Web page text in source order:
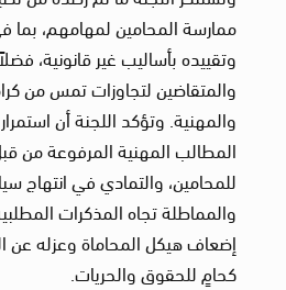
ممارسة المحامين لمهامهم، بما
وتقييده بأساليب غير قانونية،
والمتقاضين لتجاوزات تمس من
والمهنية. وتؤكد اللجنة أن
المطالب المهنية المرفوعة من
للمحامين، والتمادي في انتهاج
والمماطلة تجاه المذكرات
إضعاف هيكل المحاماة وعزله عن
كحامٍ للحقوق والحريات.